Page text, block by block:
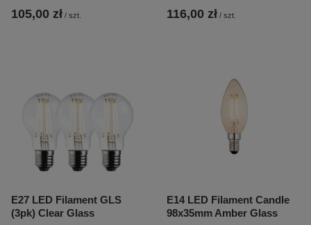
105,00 zł / szt. 116,00 zł / szt.
E27 LED Filament GLS
(3pk) Clear Glass
E14 LED Filament Candle
98x35mm Amber Glass